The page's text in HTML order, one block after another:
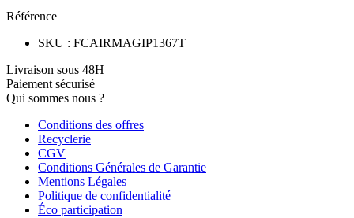
Référence
SKU : FCAIRMAGIP1367T
Livraison sous 48H
Paiement sécurisé
Qui sommes nous ?
Conditions des offres
Recyclerie
CGV
Conditions Générales de Garantie
Mentions Légales
Politique de confidentialité
Éco participation